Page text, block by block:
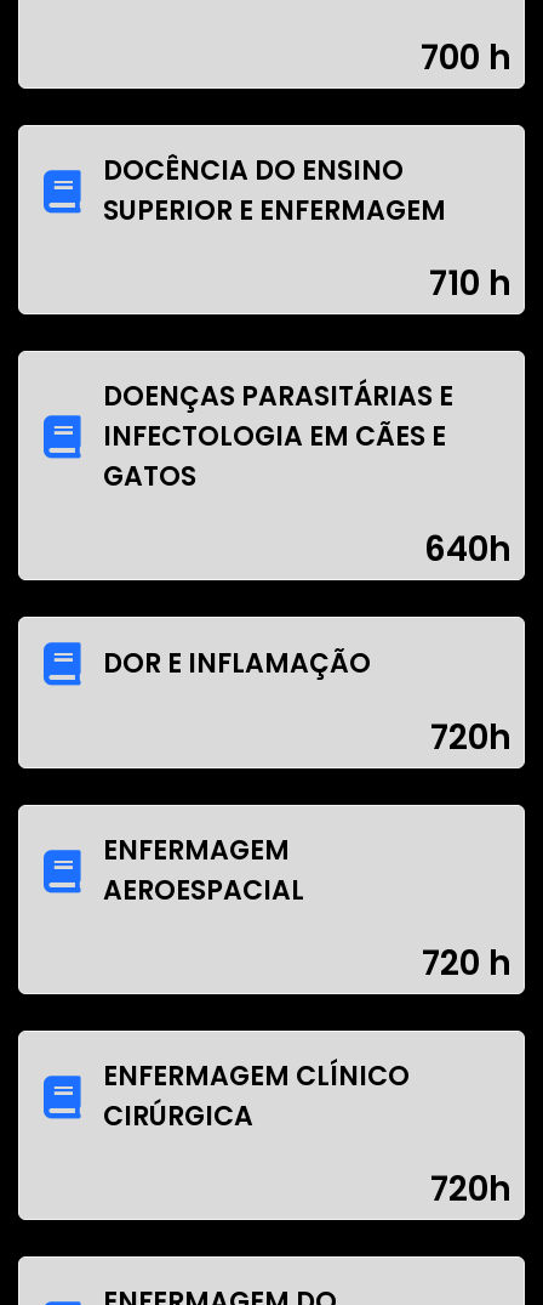
700 h
DOCÊNCIA DO ENSINO
SUPERIOR E ENFERMAGEM
710 h
DOENÇAS PARASITÁRIAS E
INFECTOLOGIA EM CÃES E
GATOS
640h
DOR E INFLAMAÇÃO
720h
ENFERMAGEM
AEROESPACIAL
720 h
ENFERMAGEM CLÍNICO
CIRÚRGICA
720h